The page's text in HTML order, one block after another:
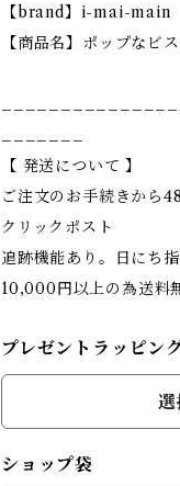
【brand】i-mai-main
【商品名】ポップなビ
【 発送について 】
ご注文のお手続きから
クリックポスト
追跡機能あり。日にち
10,000円以上の為送料
プレゼントラッピン
選
ショップ袋